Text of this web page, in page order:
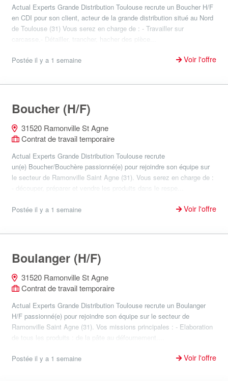
Actual Experts Grande Distribution Toulouse recrute un Boucher H/F
en CDI pour son client, acteur de la grande distribution situé au Nord
de Toulouse (31) Vous serez en charge de : - Travailler sur
carcasse,- Détailler, trancher, hacher des pièce...
Postée il y a 1 semaine Voir l'offre
Boucher (H/F)
31520 Ramonville St Agne
Contrat de travail temporaire
Actual Experts Grande Distribution Toulouse recrute
un(e) Boucher/Bouchère passionné(e) pour rejoindre son équipe sur
le secteur de Ramonville Saint Agne (31). Vous serez en charge de :
- découper, préparer et vendre les produits dans le respe...
Postée il y a 1 semaine Voir l'offre
Boulanger (H/F)
31520 Ramonville St Agne
Contrat de travail temporaire
Actual Experts Grande Distribution Toulouse recrute un Boulanger
H/F passionné(e) pour rejoindre son équipe sur le secteur de
Ramonville Saint Agne (31). Vos missions principales : - Elaboration
de tous les produits : de la pâte au défournement....
Postée il y a 1 semaine Voir l'offre